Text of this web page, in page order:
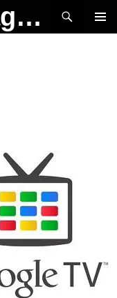
MAD Media Magazine